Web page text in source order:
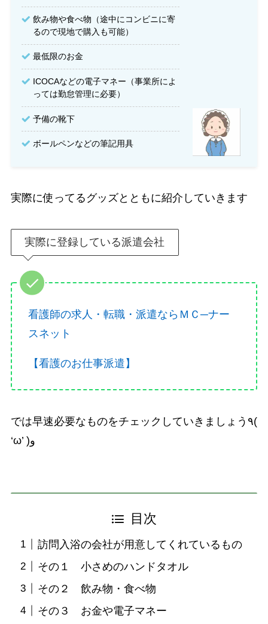
飲み物や食べ物（途中にコンビニに寄
るので現地で購入も可能）
最低限のお金
ICOCAなどの電子マネー（事業所によ
っては勤怠管理に必要）
予備の靴下
ボールペンなどの筆記用具
実際に使ってるグッズとともに紹介していきます
実際に登録している派遣会社
看護師の求人・転職・派遣ならＭＣ─ナー
スネット
【看護のお仕事派遣】
では早速必要なものをチェックしていきましょう٩(
‘ω’ )و
目次
訪問入浴の会社が用意してくれているもの
その１ 小さめのハンドタオル
その２ 飲み物・食べ物
その３ お金や電子マネー